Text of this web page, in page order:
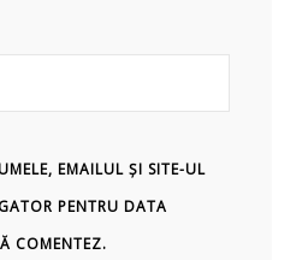
EMAILUL ȘI SITE-UL
PENTRU DATA
COMENTEZ.